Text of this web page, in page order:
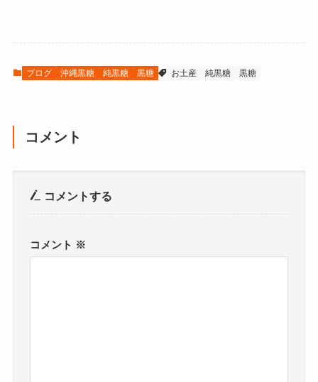
ブログ 沖縄黒糖 純黒糖 黒糖 お土産 純黒糖 黒糖
コメント
コメントする
コメント ※